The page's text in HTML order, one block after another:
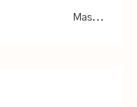
Mas...